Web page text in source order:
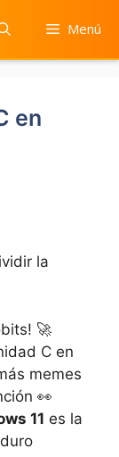
Menú
en
la
🚀
C en
memes
👀
11 es la